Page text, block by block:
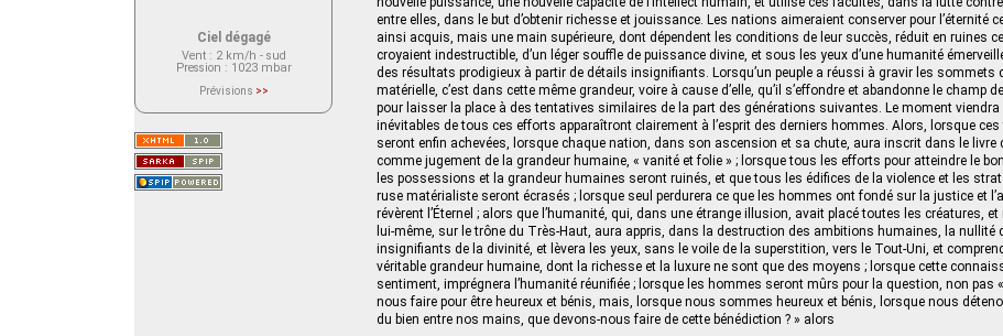
entre elles, dans le but d’obtenir richesse et jouissance. Les nations aimeraient conserver pour l’éternité
ainsi acquis, mais une main supérieure, dont dépendent les conditions de leur succès, réduit en ruines ce
croyaient indestructible, d’un léger souffle de puissance divine, et sous les yeux d’une humanité
des résultats prodigieux à partir de détails insignifiants. Lorsqu’un peuple a réussi à gravir les sommets
matérielle, c’est dans cette même grandeur, voire à cause d’elle, qu’il s’effondre et abandonne le champ
pour laisser la place à des tentatives similaires de la part des générations suivantes. Le moment
inévitables de tous ces efforts apparaîtront clairement à l’esprit des derniers hommes. Alors, lorsque
seront enfin achevées, lorsque chaque nation, dans son ascension et sa chute, aura inscrit dans le livre
comme jugement de la grandeur humaine, « vanité et folie » ; lorsque tous les efforts pour atteindre le
les possessions et la grandeur humaines seront ruinés, et que tous les édifices de la violence et les
ruse matérialiste seront écrasés ; lorsque seul perdurera ce que les hommes ont fondé sur la justice et
révèrent l’Éternel ; alors que l’humanité, qui, dans une étrange illusion, avait placé toutes les créatures, et
lui-même, sur le trône du Très-Haut, aura appris, dans la destruction des ambitions humaines, la nullité
insignifiants de la divinité, et lèvera les yeux, sans le voile de la superstition, vers le Tout-Uni, et
véritable grandeur humaine, dont la richesse et la luxure ne sont que des moyens ; lorsque cette
sentiment, imprégnera l’humanité réunifiée ; lorsque les hommes seront mûrs pour la question, non pas
nous faire pour être heureux et bénis, mais, lorsque nous sommes heureux et bénis, lorsque nous
du bien entre nos mains, que devons-nous faire de cette bénédiction ? » alors
Ciel dégagé
Vent: 2 km/h - sud
Pression : 1023 mbar
Prévisions >>
actuellement aucune prévision
Saint-Nom.
Veuillez consulter le message du
service ci-dessous.
(401 - Invalid API key. Please see
https://openweathermap.org/faq#error401